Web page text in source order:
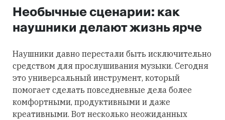
Необычные сценарии: как
наушники делают жизнь ярче
Наушники давно перестали быть исключительно
средством для прослушивания музыки. Сегодня
это универсальный инструмент, который
помогает сделать повседневные дела более
комфортными, продуктивными и даже
креативными. Вот несколько неожиданных